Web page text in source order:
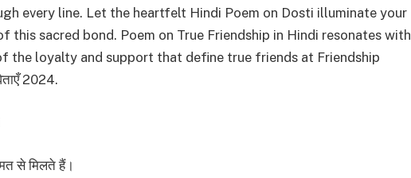
every line. Let the heartfelt Hindi Poem on Dosti illuminate your
this sacred bond. Poem on True Friendship in Hindi resonates with
the loyalty and support that define true friends at Friendship
2024.
से मिलते हैं।